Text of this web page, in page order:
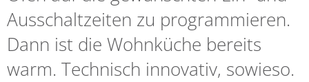
Ausschaltzeiten zu programmieren.
Dann ist die Wohnküche bereits
warm. Technisch innovativ, sowieso.